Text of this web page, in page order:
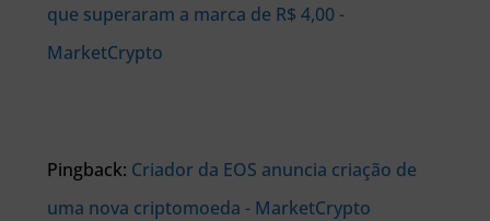
que superaram a marca de R$ 4,00 -
MarketCrypto
Pingback: Criador da EOS anuncia criação de
uma nova criptomoeda - MarketCrypto